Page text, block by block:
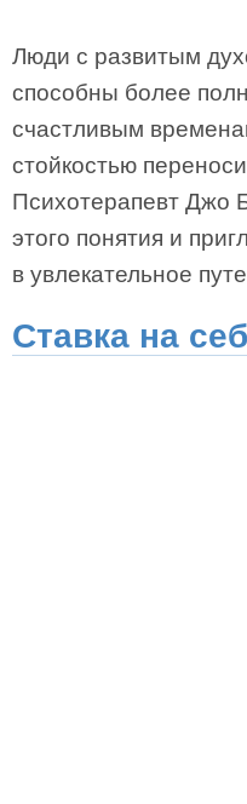
Люди с развитым
способны более
счастливым
стойкостью
Психотерапевт Джо
этого понятия и
в увлекательное
Ставка на